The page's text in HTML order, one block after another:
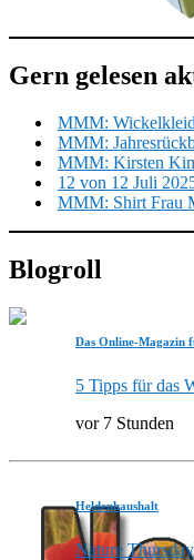
Gern gelesen
MMM:
MMM:
MMM: Kirsten
12 von 12 Juli
MMM: Shirt Frau
Blogroll
Das Online-Magazin
5 Tipps für das
vor 7 Stunden
Heldenhaushalt
Nature